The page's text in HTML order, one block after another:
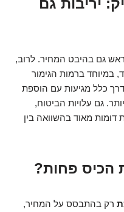
גם בהיבט המחיר. לרוב,
במיוחד ברמות הגימור
כלל מגיעות עם הוספת
גם עלויות הביטוח,
דומות מאוד בהשוואה בין
הכיס פחות?
רק בהתבסס על המחיר,